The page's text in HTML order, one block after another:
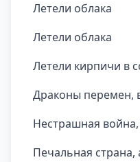
Летели облака
Летели облака
Летели кирпичи в
Драконы перемен,
Нестрашная
Печальная страна,